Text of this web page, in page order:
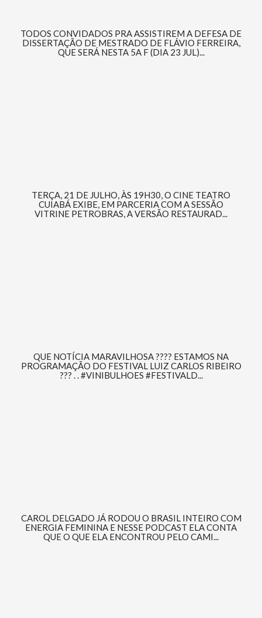
TODOS CONVIDADOS PRA ASSISTIREM A DEFESA DE
DISSERTAÇÃO DE MESTRADO DE FLÁVIO FERREIRA,
QUE SERÁ NESTA 5A F (DIA 23 JUL)...
TERÇA, 21 DE JULHO, ÀS 19H30, O CINE TEATRO
CUIABÁ EXIBE, EM PARCERIA COM A SESSÃO
VITRINE PETROBRAS, A VERSÃO RESTAURAD...
QUE NOTÍCIA MARAVILHOSA ???? ESTAMOS NA
PROGRAMAÇÃO DO FESTIVAL LUIZ CARLOS RIBEIRO
??? . . #VINIBULHOES #FESTIVALD...
CAROL DELGADO JÁ RODOU O BRASIL INTEIRO COM
ENERGIA FEMININA E NESSE PODCAST ELA CONTA
QUE O QUE ELA ENCONTROU PELO CAMI...